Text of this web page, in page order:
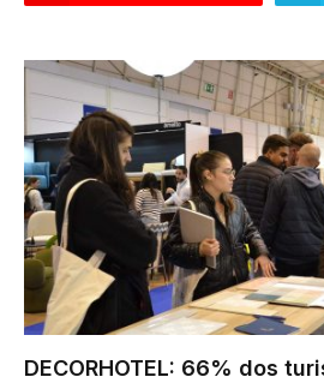
DECORHOTEL: 66% dos